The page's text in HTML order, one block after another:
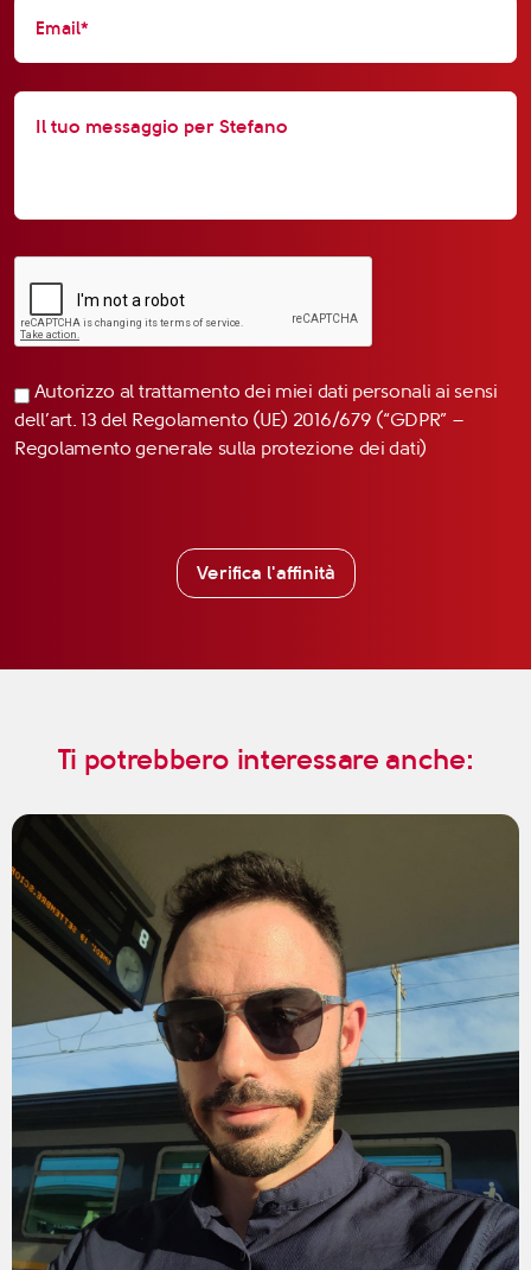
Autorizzo al trattamento dei miei dati personali ai sensi
dell’art. 13 del Regolamento (UE) 2016/679 (“GDPR” –
Regolamento generale sulla protezione dei dati)
Verifica l'affinità
Ti potrebbero interessare anche: